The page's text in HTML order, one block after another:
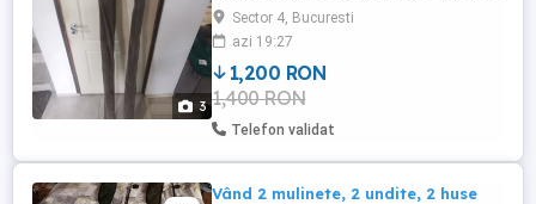
3
sunt fabricate cu ajutorul unor tehnologii
de varf de prelucrare a carbonului intrucat
s-a dorit obtinerea unui semifabricat mai
rezistent si mai puternic, pastrand insa
greutatea scazuta si diametrul blank-ului
redus. ...
Sector 4, Bucuresti
azi 19:27
1,200 RON
1,400 RON
Telefon validat
Vând 2 mulinete, 2 undite, 2 huse